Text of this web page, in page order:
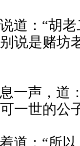
道：“胡
说是赌坊
一声，道
一世的公
道：“所